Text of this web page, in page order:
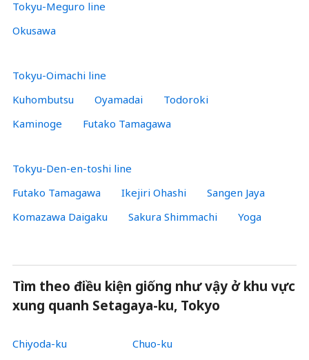
Tokyu-Meguro line
Okusawa
Tokyu-Oimachi line
Kuhombutsu
Oyamadai
Todoroki
Kaminoge
Futako Tamagawa
Tokyu-Den-en-toshi line
Futako Tamagawa
Ikejiri Ohashi
Sangen Jaya
Komazawa Daigaku
Sakura Shimmachi Yoga
Tìm theo điều kiện giống như vậy ở khu vực
xung quanh Setagaya-ku, Tokyo
Chiyoda-ku
Chuo-ku